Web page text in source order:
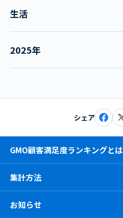
生活
2025年
シェア
GMO顧客満足度ランキングとは
集計方法
お知らせ